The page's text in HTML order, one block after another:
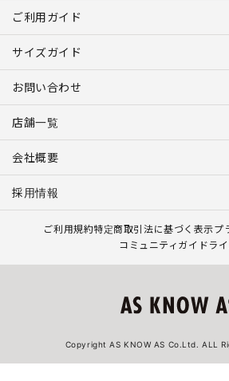
ご利用ガイド
サイズガイド
お問い合わせ
店舗一覧
会社概要
採用情報
ご利用規約特定商取引法に基づく表示プ
コミュニティガイドラ
Copyright AS KNOW AS Co.Ltd. ALL